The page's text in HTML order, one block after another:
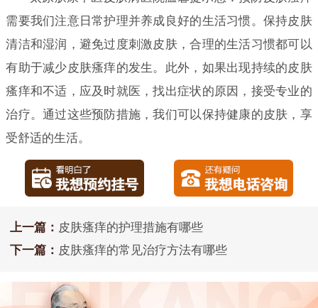
需要我们注意日常护理并养成良好的生活习惯。保持皮肤
清洁和湿润，避免过度刺激皮肤，合理的生活习惯都可以
有助于减少皮肤瘙痒的发生。此外，如果出现持续的皮肤
瘙痒和不适，应及时就医，找出症状的原因，接受专业的
治疗。通过这些预防措施，我们可以保持健康的皮肤，享
受舒适的生活。
上一篇： 皮肤瘙痒的护理措施有哪些
下一篇： 皮肤瘙痒的常见治疗方法有哪些